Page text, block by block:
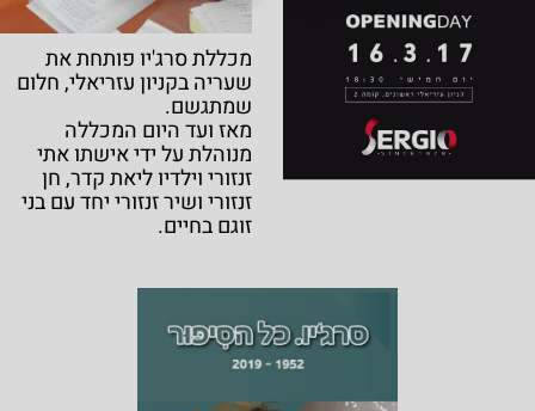
מכללת סרג'יו פותחת את
שעריה בקניון עזריאלי, חלום
שמתגשם.
מאז ועד היום המכללה
מנוהלת על ידי אישתו אתי
זנזורי וילדיו ליאת קדר, חן
זנזורי ושיר זנזורי יחד עם בני
זוגם בחיים.